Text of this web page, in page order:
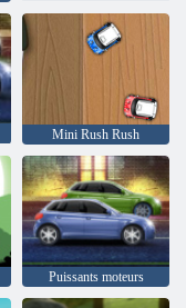
Mini Rush Rush
Puissants moteurs